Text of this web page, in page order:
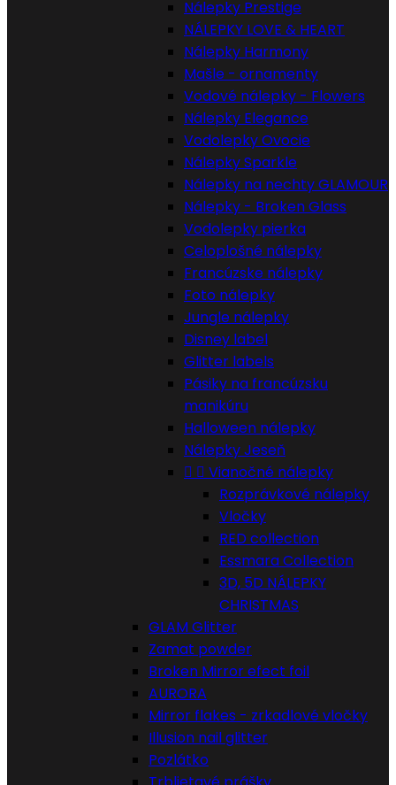
Nálepky Prestige
NÁLEPKY LOVE & HEART
Nálepky Harmony
Mašle - ornamenty
Vodové nálepky - Flowers
Nálepky Elegance
Vodolepky Ovocie
Nálepky Sparkle
Nálepky na nechty GLAMOUR
Nálepky - Broken Glass
Vodolepky pierka
Celoplošné nálepky
Francúzske nálepky
Foto nálepky
Jungle nálepky
Disney label
Glitter labels
Pásiky na francúzsku
manikúru
Halloween nálepky
Nálepky Jeseň
  Vianočné nálepky
Rozprávkové nálepky
Vločky
RED collection
Essmara Collection
3D, 5D NÁLEPKY
CHRISTMAS
GLAM Glitter
Zamat powder
Broken Mirror efect foil
AURORA
Mirror flakes - zrkadlové vločky
Illusion nail glitter
Pozlátko